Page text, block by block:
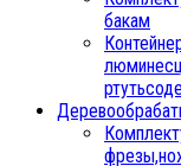
бакам